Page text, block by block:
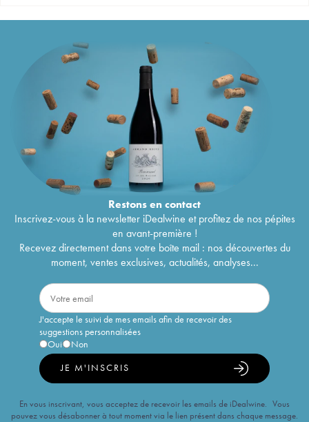
Restons encontact
Inscrivez-vous à la newsletter iDealwine et profitez de nos pépites
en avant-première !
Recevez directement dans votre boîte mail : nos découvertes du
moment, ventes exclusives, actualités, analyses...
J'accepte le suivi de mes emails afin de recevoir des
suggestions personnalisées
Oui
Non
JE M'INSCRIS
En vous inscrivant, vous acceptez de recevoir les emails de iDealwine. Vous
pouvez vous désabonner à tout moment via le lien présent dans chaque message.